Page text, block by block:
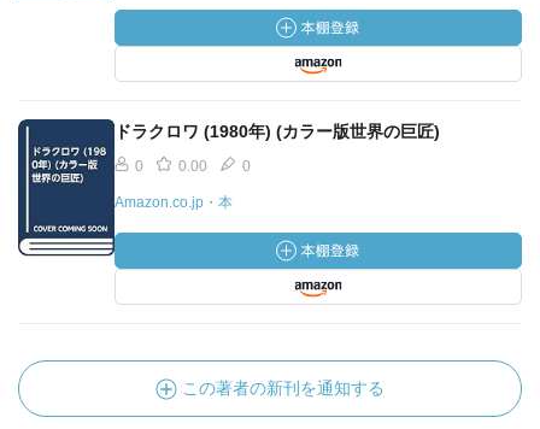
ドラクロワ (1980年) (カラー版世界の巨匠)
0 0.00 0
Amazon.co.jp・本
この著者の新刊を通知する